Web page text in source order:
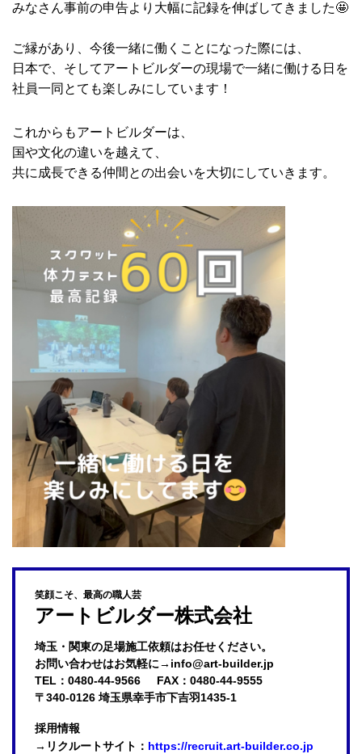
みなさん事前の申告より大幅に記録を伸ばしてきました🤩
ご縁があり、今後一緒に働くことになった際には、
日本で、そしてアートビルダーの現場で一緒に働ける日を
社員一同とても楽しみにしています！
これからもアートビルダーは、
国や文化の違いを越えて、
共に成長できる仲間との出会いを大切にしていきます。
笑顔こそ、最高の職人芸
アートビルダー株式会社
埼玉・関東の足場施工依頼はお任せください。
お問い合わせはお気軽に→info@art-builder.jp
TEL：0480-44-9566
FAX：0480-44-9555
〒340-0126 埼玉県幸手市下吉羽1435-1
採用情報
→リクルートサイト： https://recruit.art-builder.co.jp